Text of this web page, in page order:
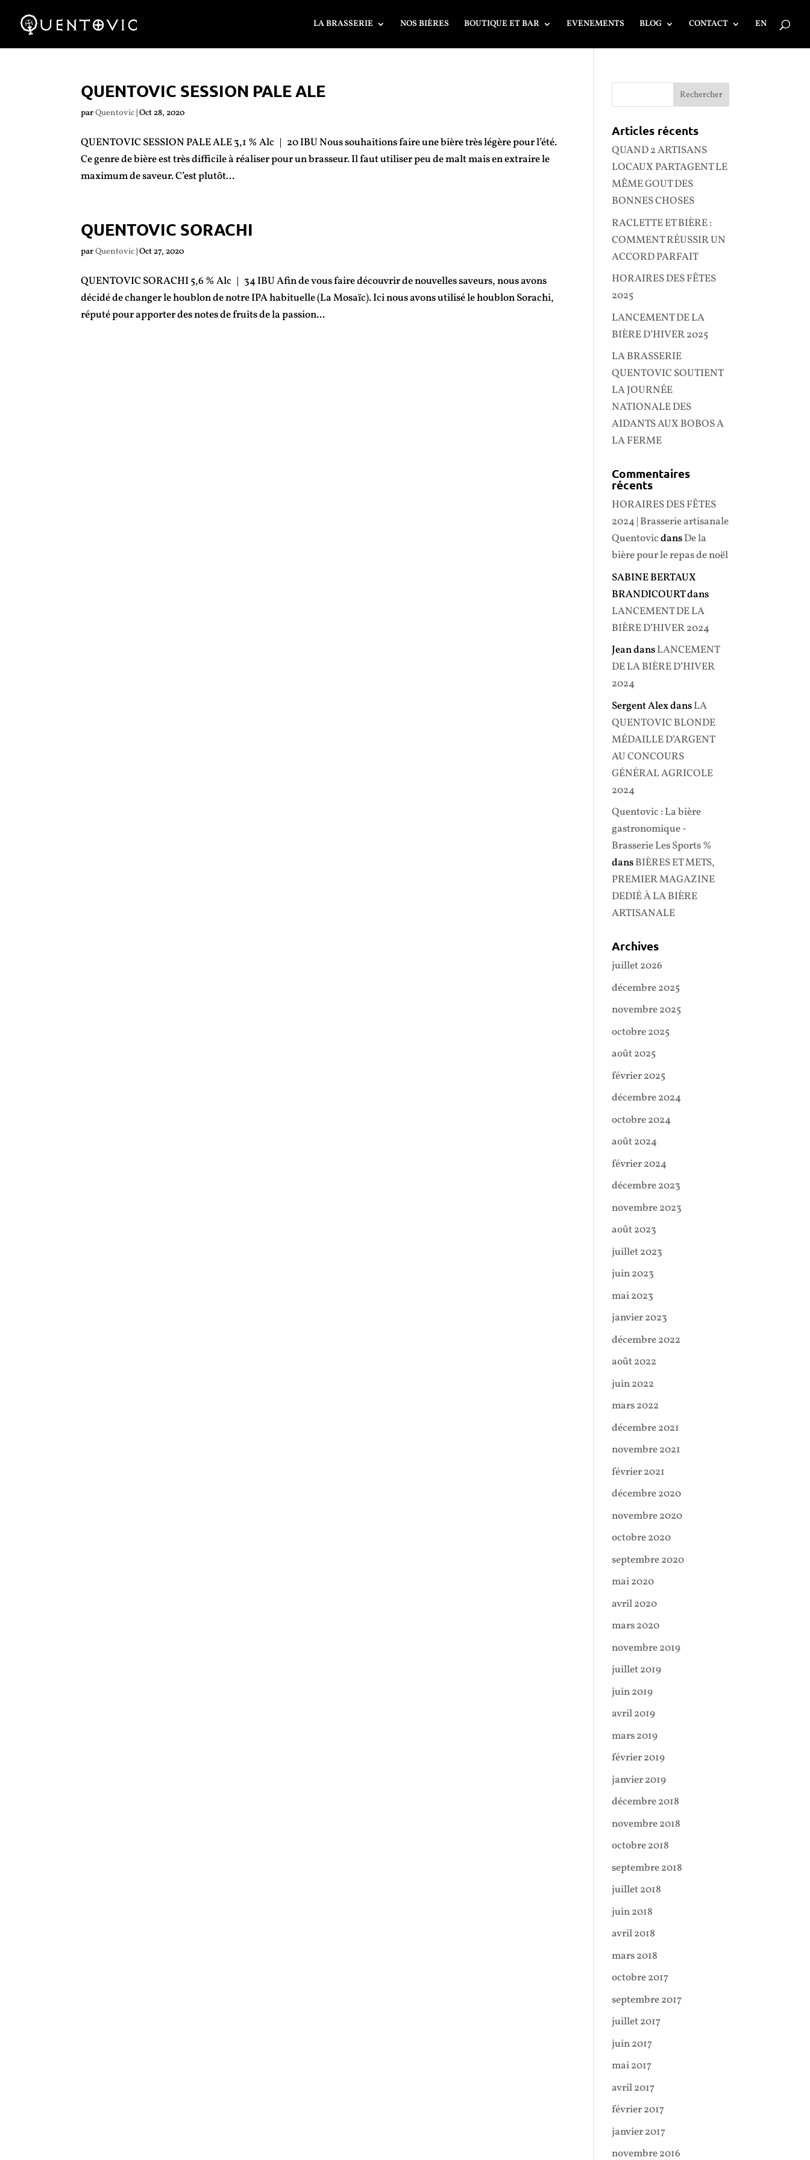
LA BRASSERIE NOS BIÈRES BOUTIQUE ET BAR EVENEMENTS BLOG CONTACT EN
QUENTOVIC SESSION PALE ALE
parQuentovic|Oct 28, 2020
QUENTOVIC SESSION PALE ALE 3,1 % Alc | 20 IBU Nous souhaitions faire une bière très légère pour l’été.
Ce genre de bière est très difficile à réaliser pour un brasseur. Il faut utiliser peu de malt mais en extraire le
maximum de saveur. C’est plutôt...
QUENTOVIC SORACHI
parQuentovic|Oct 27, 2020
QUENTOVIC SORACHI 5,6 % Alc | 34 IBU Afin de vous faire découvrir de nouvelles saveurs, nous avons
décidé de changer le houblon de notre IPA habituelle (La Mosaïc). Ici nous avons utilisé le houblon Sorachi,
réputé pour apporter des notes de fruits de la passion...
Articles récents
QUAND 2 ARTISANS
LOCAUX PARTAGENT LE
MÊME GOUT DES
BONNES CHOSES
RACLETTE ET BIÈRE :
COMMENT RÉUSSIR UN
ACCORD PARFAIT
HORAIRES DES FÊTES
2025
LANCEMENT DE LA
BIÈRE D’HIVER 2025
LA BRASSERIE
QUENTOVIC SOUTIENT
LA JOURNÉE
NATIONALE DES
AIDANTS AUX BOBOS A
LA FERME
Commentaires
récents
HORAIRES DES FÊTES
2024 | Brasserie artisanale
QuentovicdansDe la
bière pour le repas de noël
SABINE BERTAUX
BRANDICOURTdans
LANCEMENT DE LA
BIÈRE D’HIVER 2024
JeandansLANCEMENT
DE LA BIÈRE D’HIVER
2024
Sergent AlexdansLA
QUENTOVIC BLONDE
MÉDAILLE D’ARGENT
AU CONCOURS
GÉNÉRAL AGRICOLE
2024
Quentovic : La bière
gastronomique -
Brasserie Les Sports %
dansBIÈRES ET METS,
PREMIER MAGAZINE
DEDIÉ À LA BIÈRE
ARTISANALE
Archives
juillet 2026
décembre 2025
novembre 2025
octobre 2025
août 2025
février 2025
décembre 2024
octobre 2024
août 2024
février 2024
décembre 2023
novembre 2023
août 2023
juillet 2023
juin 2023
mai 2023
janvier 2023
décembre 2022
août 2022
juin 2022
mars 2022
décembre 2021
novembre 2021
février 2021
décembre 2020
novembre 2020
octobre 2020
septembre 2020
mai 2020
avril 2020
mars 2020
novembre 2019
juillet 2019
juin 2019
avril 2019
mars 2019
février 2019
janvier 2019
décembre 2018
novembre 2018
octobre 2018
septembre 2018
juillet 2018
juin 2018
avril 2018
mars 2018
octobre 2017
septembre 2017
juillet 2017
juin 2017
mai 2017
avril 2017
février 2017
janvier 2017
novembre 2016